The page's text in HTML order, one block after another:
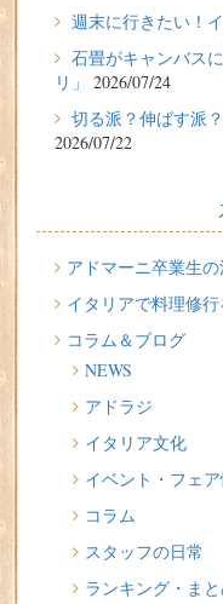
2026/07/27
週末に行きたい！イ
2026/07/24
石畳がキャンバスに
リ」
切る派？伸ばす派？
2026/07/20
イタリア人はどんな
2026/07/17
イタリアが誇る3人
2026/07/16
味わってみたい！魚
Cacciucco（カッチュ
週末に行きたい！
石畳がキャンバス
リ」
2026/07/24
切る派？伸ばす派
2026/07/22
アドマーニ卒業生の
イタリアで料理修
コラム＆ブログ
NEWS
アドラジ
イタリア文化
イベント・フェ
コラム
スタッフの日常
ランキング・ま